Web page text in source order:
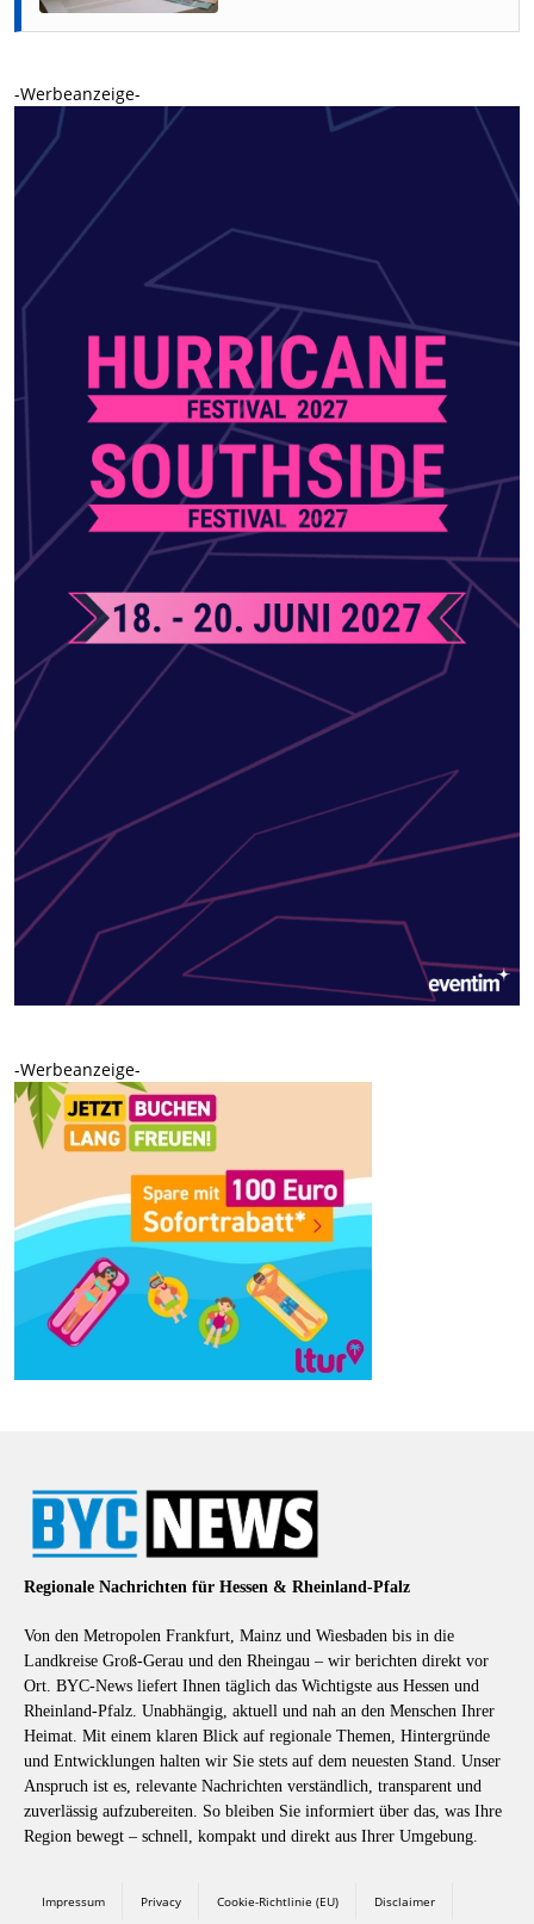
-Werbeanzeige-
-Werbeanzeige-
Regionale Nachrichten für Hessen & Rheinland-Pfalz
Von den Metropolen Frankfurt, Mainz und Wiesbaden bis in die
Landkreise Groß-Gerau und den Rheingau – wir berichten direkt vor
Ort. BYC-News liefert Ihnen täglich das Wichtigste aus Hessen und
Rheinland-Pfalz. Unabhängig, aktuell und nah an den Menschen Ihrer
Heimat. Mit einem klaren Blick auf regionale Themen, Hintergründe
und Entwicklungen halten wir Sie stets auf dem neuesten Stand. Unser
Anspruch ist es, relevante Nachrichten verständlich, transparent und
zuverlässig aufzubereiten. So bleiben Sie informiert über das, was Ihre
Region bewegt – schnell, kompakt und direkt aus Ihrer Umgebung.
Impressum Privacy Cookie-Richtlinie (EU) Disclaimer